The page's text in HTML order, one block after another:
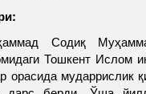
Содиқ
Тошкент Ислом
орасида мударрислик